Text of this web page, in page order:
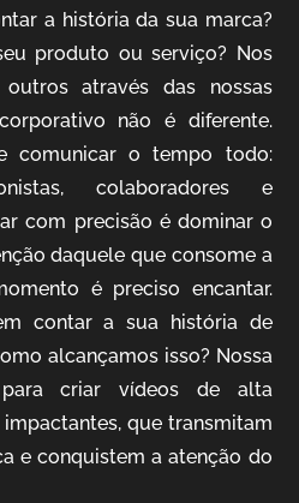
IQVIA
de Eventos
a história da sua marca?
produto ou serviço? Nos
através das nossas
não é diferente.
comunicar o tempo todo:
colaboradores e
com precisão é dominar o
daquele que consome a
é preciso encantar.
contar a sua história de
alcançamos isso? Nossa
criar vídeos de alta
que transmitam
e conquistem a atenção do